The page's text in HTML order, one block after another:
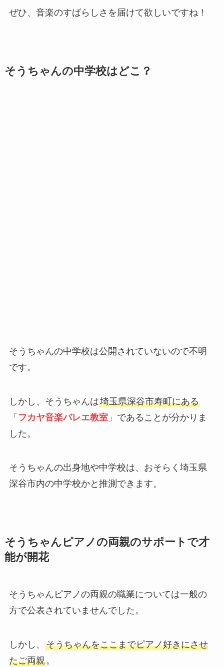
ぜひ、音楽のすばらしさを届けて欲しいですね！
そうちゃんの中学校はどこ？
そうちゃんの中学校は公開されていないので不明
です。
しかし、そうちゃんは埼玉県深谷市寿町にある
「 フカヤ音楽バレエ教室」であることが分かりま
した。
そうちゃんの出身地や中学校は、おそらく埼玉県
深谷市内の中学校かと推測できます。
そうちゃんピアノの両親のサポートで才
能が開花
そうちゃんピアノの両親の職業については一般の
方で公表されていませんでした。
しかし、 そうちゃんをここまでピアノ好きにさせ
たご両親。